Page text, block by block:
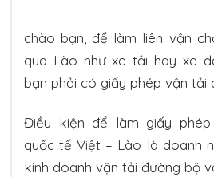
chào bạn, để làm liên vận
qua Lào như xe tải hay xe
bạn phải có giấy phép vận tải
Điều kiện để làm giấy
quốc tế Việt – Lào là doanh
kinh doanh vận tải đường bộ